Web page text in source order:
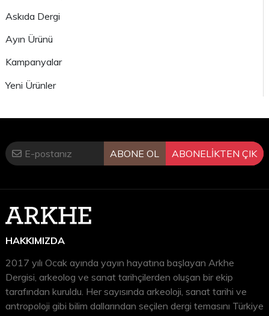
Askıda Dergi
Ayın Ürünü
Kampanyalar
Yeni Ürünler
ABONE OL ABONELİKTEN ÇIK
HAKKIMIZDA
2017 yılı Ocak ayında yayın hayatına başlayan Arkhe
Dergisi, arkeolog ve sanat tarihçilerden oluşan bir ekip
tarafından kuruldu. Her sayısında arkeoloji, sanat tarihi ve
antropoloji gibi bilim dallarından seçilen dergi temasını Türkiye